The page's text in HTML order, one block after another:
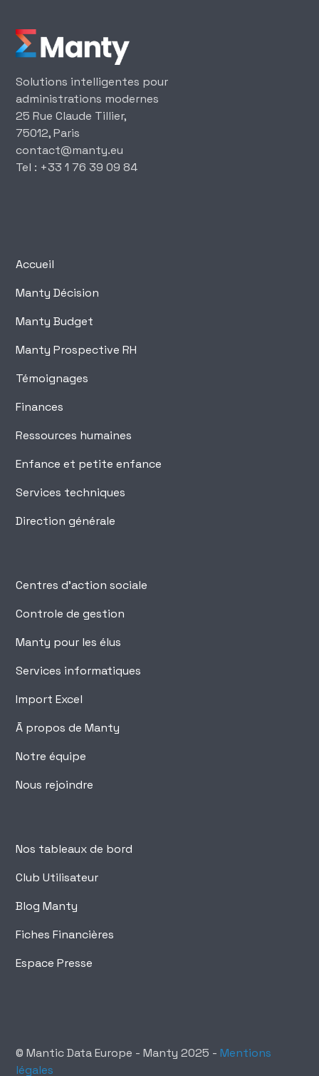
Solutions intelligentes pour
administrations modernes
25 Rue Claude Tillier,
75012, Paris
‍contact@manty.eu
‍Tel : +33 1 76 39 09 84
Accueil
Manty Décision
Manty Budget
Manty Prospective RH
Témoignages
Finances
Ressources humaines
Enfance et petite enfance
Services techniques
Direction générale
Centres d'action sociale
Controle de gestion
Manty pour les élus
Services informatiques
Import Excel
Ā propos de Manty
Notre équipe
Nous rejoindre
Nos tableaux de bord
Club Utilisateur
Blog Manty
Fiches Financières
Espace Presse
© Mantic Data Europe - Manty 2025 - Mentions
légales